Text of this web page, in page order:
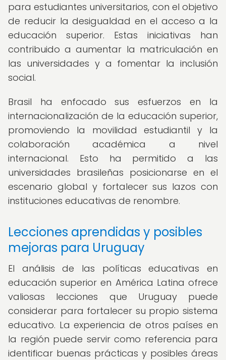
para estudiantes universitarios, con el objetivo
de reducir la desigualdad en el acceso a la
educación superior. Estas iniciativas han
contribuido a aumentar la matriculación en
las universidades y a fomentar la inclusión
social.
Brasil ha enfocado sus esfuerzos en la
internacionalización de la educación superior,
promoviendo la movilidad estudiantil y la
colaboración académica a nivel
internacional. Esto ha permitido a las
universidades brasileñas posicionarse en el
escenario global y fortalecer sus lazos con
instituciones educativas de renombre.
Lecciones aprendidas y posibles
mejoras para Uruguay
El análisis de las políticas educativas en
educación superior en América Latina ofrece
valiosas lecciones que Uruguay puede
considerar para fortalecer su propio sistema
educativo. La experiencia de otros países en
la región puede servir como referencia para
identificar buenas prácticas y posibles áreas